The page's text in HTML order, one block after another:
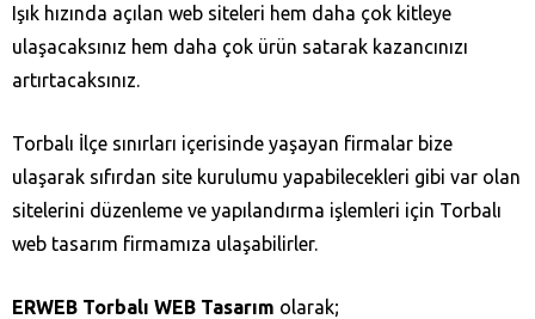
Işık hızında açılan web siteleri hem daha çok kitleye
ulaşacaksınız hem daha çok ürün satarak kazancınızı
artırtacaksınız.
Torbalı İlçe sınırları içerisinde yaşayan firmalar bize
ulaşarak sıfırdan site kurulumu yapabilecekleri gibi var olan
sitelerini düzenleme ve yapılandırma işlemleri için Torbalı
web tasarım firmamıza ulaşabilirler.
ERWEB Torbalı WEB Tasarım olarak;